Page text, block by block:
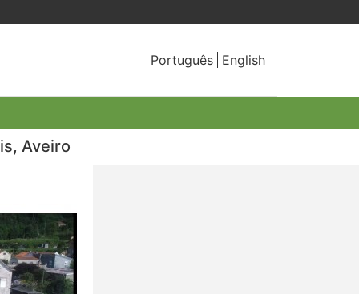
Português English
Aveiro